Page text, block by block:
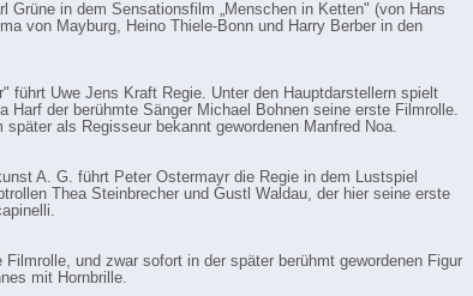
Grüne in dem Sensationsfilm „Menschen in Ketten" (von Hans
von Mayburg, Heino Thiele-Bonn und Harry Berber in den
führt Uwe Jens Kraft Regie. Unter den Hauptdarstellern spielt
Harf der berühmte Sänger Michael Bohnen seine erste Filmrolle.
später als Regisseur bekannt gewordenen Manfred Noa.
A. G. führt Peter Ostermayr die Regie in dem Lustspiel
Thea Steinbrecher und Gustl Waldau, der hier seine erste
und zwar sofort in der später berühmt gewordenen Figur
mit Hornbrille.